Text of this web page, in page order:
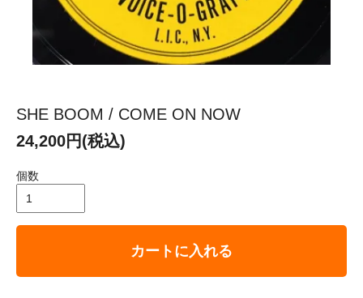
SHE BOOM / COME ON NOW
24,200円(税込)
個数
カートに入れる